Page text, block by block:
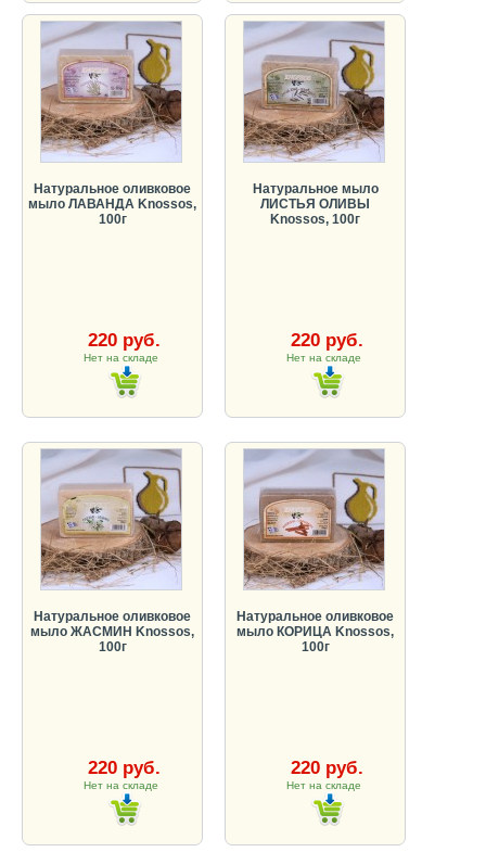
Натуральное оливковое
мыло ЛАВАНДА Knossos,
100г
220 руб.
Нет на складе
Натуральное мыло
ЛИСТЬЯ ОЛИВЫ
Knossos, 100г
220 руб.
Нет на складе
Натуральное оливковое
мыло ЖАСМИН Knossos,
100г
220 руб.
Нет на складе
Натуральное оливковое
мыло КОРИЦА Knossos,
100г
220 руб.
Нет на складе